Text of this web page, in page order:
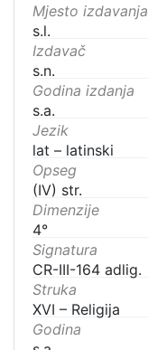
Mjesto izdavanja
s.l.
Izdavač
s.n.
Godina izdanja
s.a.
Jezik
lat – latinski
Opseg
(IV) str.
Dimenzije
4°
Signatura
CR-III-164 adlig.
Struka
XVI – Religija
Godina